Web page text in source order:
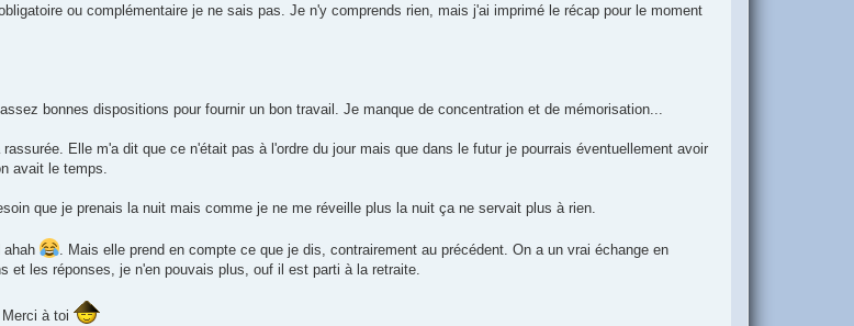
ou complémentaire je ne sais pas. Je n'y comprends rien, mais j'ai imprimé le récap pour le moment
bonnes dispositions pour fournir un bon travail. Je manque de concentration et de mémorisation...
Elle m'a dit que ce n'était pas à l'ordre du jour mais que dans le futur je pourrais éventuellement avoir
avait le temps.
que je prenais la nuit mais comme je ne me réveille plus la nuit ça ne servait plus à rien.
ahah
. Mais elle prend en compte ce que je dis, contrairement au précédent. On a un vrai échange en
et les réponses, je n'en pouvais plus, ouf il est parti à la retraite.
à toi